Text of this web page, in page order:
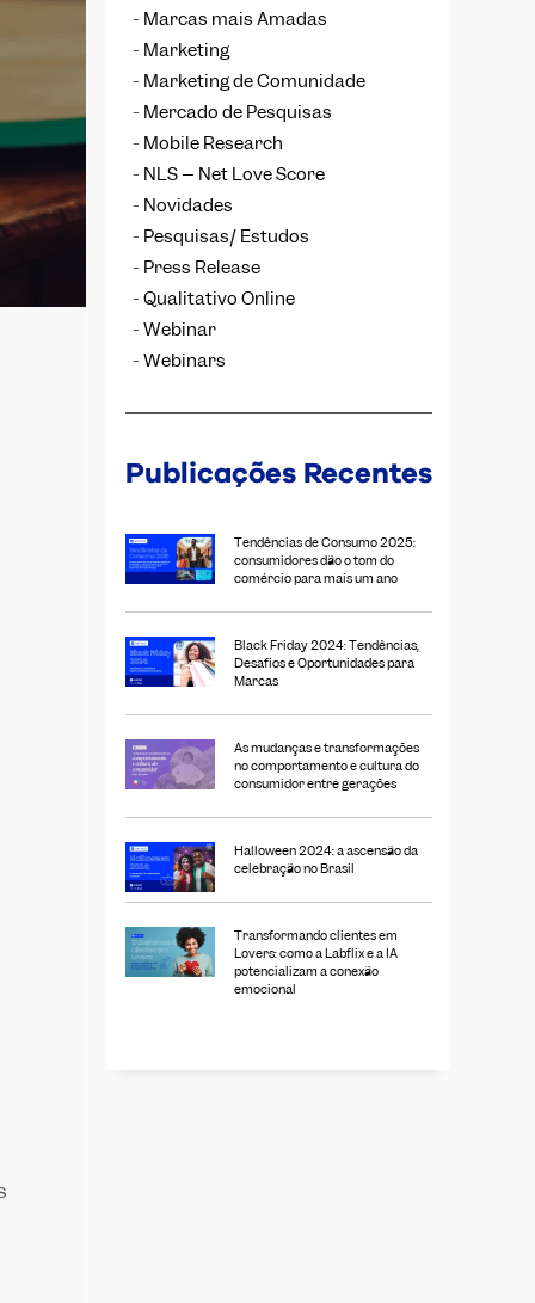
Marcas mais Amadas
Marketing
Marketing de Comunidade
Mercado de Pesquisas
Mobile Research
NLS – Net Love Score
Novidades
Pesquisas/ Estudos
Press Release
Qualitativo Online
Webinar
Webinars
Publicações Recentes
Tendências de Consumo 2025:
consumidores dão o tom do
comércio para mais um ano
Black Friday 2024: Tendências,
Desafios e Oportunidades para
Marcas
As mudanças e transformações
no comportamento e cultura do
consumidor entre gerações
Halloween 2024: a ascensão da
celebração no Brasil
Transformando clientes em
Lovers: como a Labflix e a IA
potencializam a conexão
emocional